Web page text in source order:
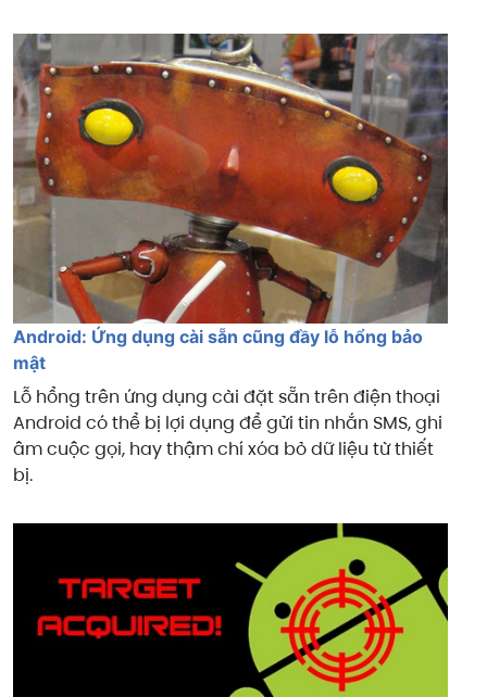
Android: Ứng dụng cài sẵn cũng đầy lỗ hổng bảo
mật
Lỗ hổng trên ứng dụng cài đặt sẵn trên điện thoại
Android có thể bị lợi dụng để gửi tin nhắn SMS, ghi
âm cuộc gọi, hay thậm chí xóa bỏ dữ liệu từ thiết
bị.